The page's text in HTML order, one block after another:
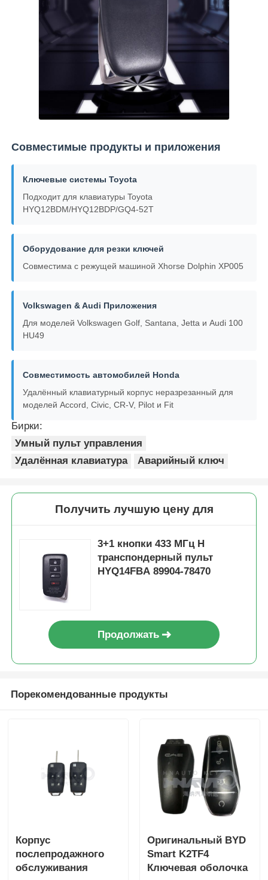
О Компании
контроль качества
контактные данные
Новости
Автоматические ключи
Заготовка ключа зажигания
Одноугольная фрезерная резачка
программист ключа автомобиля
обломок приемоответчика
Совместимые продукты и приложения
Ключевые системы Toyota
Подходит для клавиатуры Toyota
HYQ12BDM/HYQ12BDP/GQ4-52T
Оборудование для резки ключей
Совместима с режущей машиной Xhorse Dolphin XP005
Volkswagen & Audi Приложения
Для моделей Volkswagen Golf, Santana, Jetta и Audi 100
HU49
Совместимость автомобилей Honda
Удалённый клавиатурный корпус неразрезанный для
моделей Accord, Civic, CR-V, Pilot и Fit
Бирки:
Умный пульт управления
Удалённая клавиатура
Аварийный ключ
Получить лучшую цену для
3+1 кнопки 433 МГц H
транспондерный пульт
HYQ14FBA 89904-78470
Продолжать
Порекомендованные продукты
Корпус
послепродажного
обслуживания
Оригинальный BYD
Smart K2TF4
Ключевая оболочка